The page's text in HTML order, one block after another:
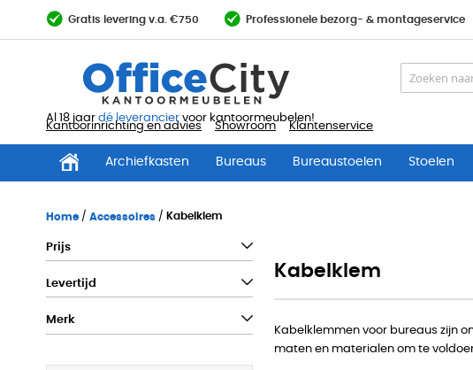
Gratis levering v.a. €750 Professionele bezorg- & montageservice
Al 18 jaar dé leverancier voor kantoormeubelen!
Kantoorinrichting en advies Showroom Klantenservice
Archiefkasten Bureaus Bureaustoelen Stoelen
Home Accessoires Kabelklem
Kabelklem
Kabelklemmen voor bureaus zijn
maten en materialen om te
Prijs
Levertijd
Merk